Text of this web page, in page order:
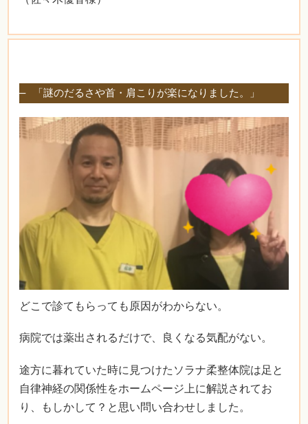
「謎のだるさや首・肩こりが楽になりました。」
どこで診てもらっても原因がわからない。
病院では薬出されるだけで、良くなる気配がない。
途方に暮れていた時に見つけたソラナ柔整体院は足と
自律神経の関係性をホームページ上に解説されてお
り、もしかして？と思い問い合わせしました。